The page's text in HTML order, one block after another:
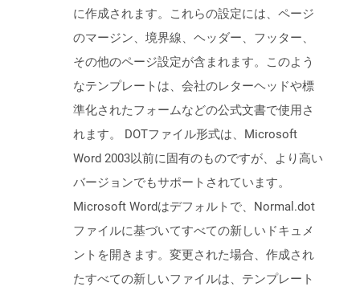
に作成されます。これらの設定には、ページ
のマージン、境界線、ヘッダー、フッター、
その他のページ設定が含まれます。このよう
なテンプレートは、会社のレターヘッドや標
準化されたフォームなどの公式文書で使用さ
れます。 DOTファイル形式は、Microsoft
Word 2003以前に固有のものですが、より高い
バージョンでもサポートされています。
Microsoft Wordはデフォルトで、Normal.dot
ファイルに基づいてすべての新しいドキュメ
ントを開きます。変更された場合、作成され
たすべての新しいファイルは、テンプレート